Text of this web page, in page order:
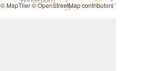
© MapTiler© OpenStreetMap contributors